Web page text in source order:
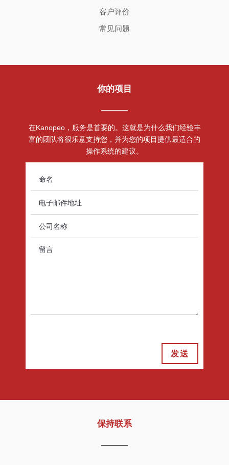
客户评价
常见问题
你的项目
在Kanopeo，服务是首要的。这就是为什么我们经验丰
富的团队将很乐意支持您，并为您的项目提供最适合的
操作系统的建议。
发送
保持联系